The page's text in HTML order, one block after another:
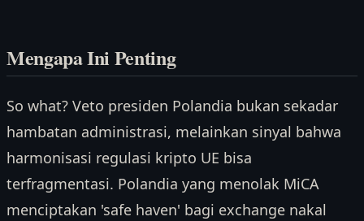
Mengapa Ini Penting
So what? Veto presiden Polandia bukan sekadar
hambatan administrasi, melainkan sinyal bahwa
harmonisasi regulasi kripto UE bisa
terfragmentasi. Polandia yang menolak MiCA
menciptakan 'safe haven' bagi exchange nakal